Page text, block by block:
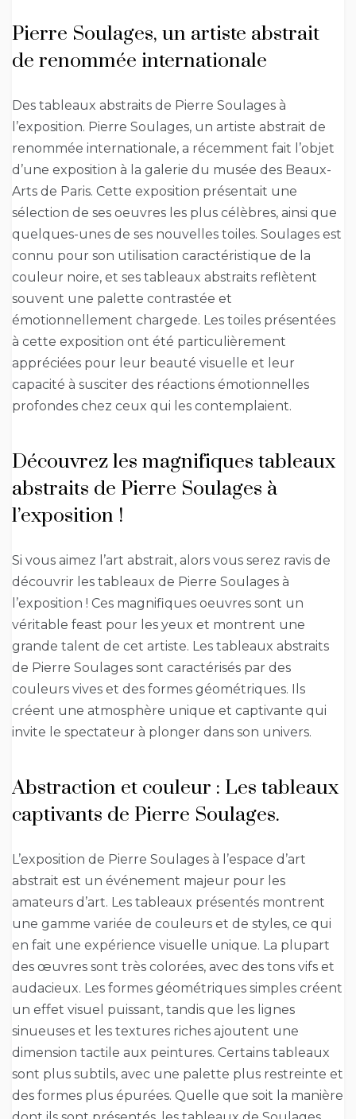
Pierre Soulages, un artiste abstrait
de renommée internationale
Des tableaux abstraits de Pierre Soulages à
l’exposition. Pierre Soulages, un artiste abstrait de
renommée internationale, a récemment fait l’objet
d’une exposition à la galerie du musée des Beaux-
Arts de Paris. Cette exposition présentait une
sélection de ses oeuvres les plus célèbres, ainsi que
quelques-unes de ses nouvelles toiles. Soulages est
connu pour son utilisation caractéristique de la
couleur noire, et ses tableaux abstraits reflètent
souvent une palette contrastée et
émotionnellement chargede. Les toiles présentées
à cette exposition ont été particulièrement
appréciées pour leur beauté visuelle et leur
capacité à susciter des réactions émotionnelles
profondes chez ceux qui les contemplaient.
Découvrez les magnifiques tableaux
abstraits de Pierre Soulages à
l’exposition !
Si vous aimez l’art abstrait, alors vous serez ravis de
découvrir les tableaux de Pierre Soulages à
l’exposition ! Ces magnifiques oeuvres sont un
véritable feast pour les yeux et montrent une
grande talent de cet artiste. Les tableaux abstraits
de Pierre Soulages sont caractérisés par des
couleurs vives et des formes géométriques. Ils
créent une atmosphère unique et captivante qui
invite le spectateur à plonger dans son univers.
Abstraction et couleur : Les tableaux
captivants de Pierre Soulages.
L’exposition de Pierre Soulages à l’espace d’art
abstrait est un événement majeur pour les
amateurs d’art. Les tableaux présentés montrent
une gamme variée de couleurs et de styles, ce qui
en fait une expérience visuelle unique. La plupart
des œuvres sont très colorées, avec des tons vifs et
audacieux. Les formes géométriques simples créent
un effet visuel puissant, tandis que les lignes
sinueuses et les textures riches ajoutent une
dimension tactile aux peintures. Certains tableaux
sont plus subtils, avec une palette plus restreinte et
des formes plus épurées. Quelle que soit la manière